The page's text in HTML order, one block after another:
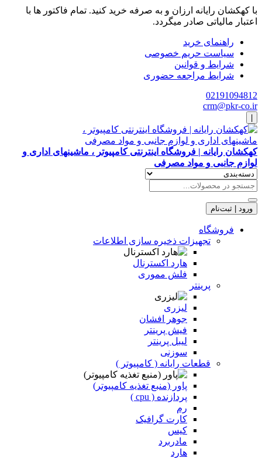
با کهکشان رایانه ارزان و به صرفه خرید کنید. تمام فاکتور ها با
اعتبار مالیاتی صادر میگردد.
راهنمای خرید
سیاست حریم خصوصی
شرایط و قوانین
شرایط مراجعه حضوری
02191094812
crm@pkr-co.ir
کهکشان رایانه | فروشگاه اینترنتی کامپیوتر ، ماشینهای اداری و
لوازم جانبی و مواد مصرفی
ورود | ثبت‌نام
فروشگاه
تجهیزات ذخیره سازی اطلاعات
هارد اکسترنال
فلش مموری
پرینتر
لیزری
جوهر افشان
فیش پرینتر
لیبل پرینتر
سوزنی
قطعات رایانه ( کامپیوتر )
پاور (منبع تغذیه کامپیوتر)
پردازنده ( cpu )
رم
کارت گرافیک
کیس
مادربرد
هارد